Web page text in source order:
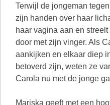
Terwijl de jongeman
zijn handen over haar
haar vagina aan en
door met zijn vinger. Als
aankijken en elkaar diep
betoverd zijn, weten ze
Carola nu met de jonge
Mariska geeft met een